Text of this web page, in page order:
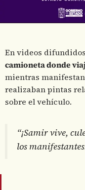
En videos
camioneta donde
mientras
realizaban pintas
sobre el vehículo.
“¡Samir vive,
los